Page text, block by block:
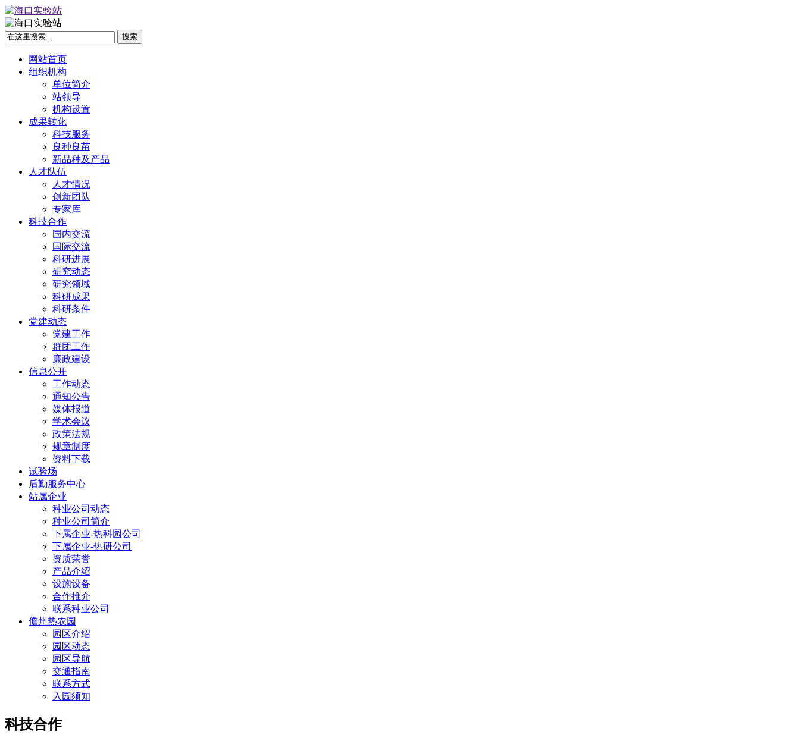
网站首页
组织机构
单位简介
站领导
机构设置
成果转化
科技服务
良种良苗
新品种及产品
人才队伍
人才情况
创新团队
专家库
科技合作
国内交流
国际交流
科研进展
研究动态
研究领域
科研成果
科研条件
党建动态
党建工作
群团工作
廉政建设
信息公开
工作动态
通知公告
媒体报道
学术会议
政策法规
规章制度
资料下载
试验场
后勤服务中心
站属企业
种业公司动态
种业公司简介
下属企业-热科园公司
下属企业-热研公司
资质荣誉
产品介绍
设施设备
合作推介
联系种业公司
儋州热农园
园区介绍
园区动态
园区导航
交通指南
联系方式
入园须知
科技合作